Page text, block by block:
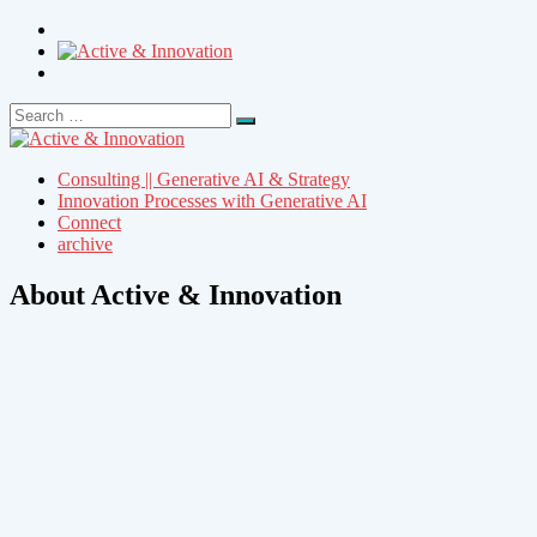
Search
for:
Search
Consulting || Generative AI & Strategy
Innovation Processes with Generative AI
Connect
archive
About Active & Innovation